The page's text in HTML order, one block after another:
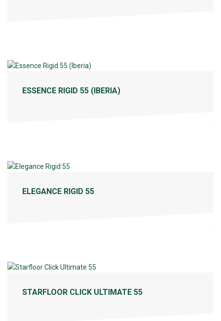
ESSENCE RIGID 55 (IBERIA)
ELEGANCE RIGID 55
STARFLOOR CLICK ULTIMATE 55